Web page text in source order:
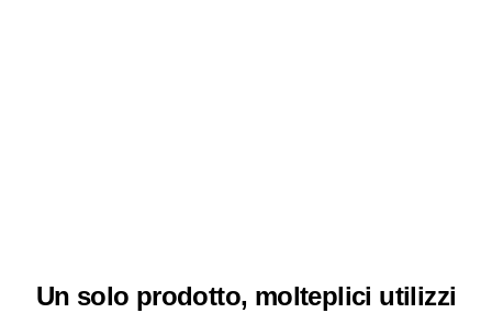
Un solo prodotto, molteplici utilizzi